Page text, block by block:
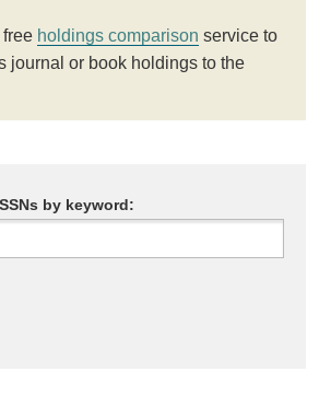
holdings comparison service to
journal or book holdings to the
by keyword: